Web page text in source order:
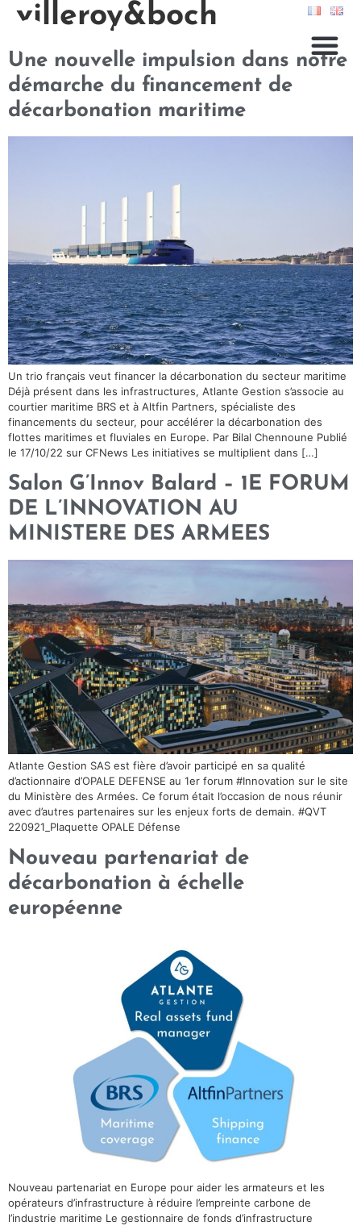
villeroy&boch
Une nouvelle impulsion dans notre
démarche du financement de
décarbonation maritime
Un trio français veut financer la décarbonation du secteur maritime
Déjà présent dans les infrastructures, Atlante Gestion s’associe au
courtier maritime BRS et à Altfin Partners, spécialiste des
financements du secteur, pour accélérer la décarbonation des
flottes maritimes et fluviales en Europe. Par Bilal Chennoune Publié
le 17/10/22 sur CFNews Les initiatives se multiplient dans […]
Salon G’Innov Balard – 1E FORUM
DE L’INNOVATION AU
MINISTERE DES ARMEES
Atlante Gestion SAS est fière d’avoir participé en sa qualité
d’actionnaire d’OPALE DEFENSE au 1er forum #Innovation sur le site
du Ministère des Armées. Ce forum était l’occasion de nous réunir
avec d’autres partenaires sur les enjeux forts de demain. #QVT
220921_Plaquette OPALE Défense
Nouveau partenariat de
décarbonation à échelle
européenne
Nouveau partenariat en Europe pour aider les armateurs et les
opérateurs d’infrastructure à réduire l’empreinte carbone de
l’industrie maritime Le gestionnaire de fonds d’infrastructure